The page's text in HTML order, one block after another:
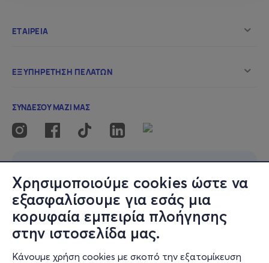
Χρησιμοποιούμε cookies ώστε να
εξασφαλίσουμε για εσάς μια
κορυφαία εμπειρία πλοήγησης
στην ιστοσελίδα μας.
Κάνουμε χρήση cookies με σκοπό την εξατομίκευση